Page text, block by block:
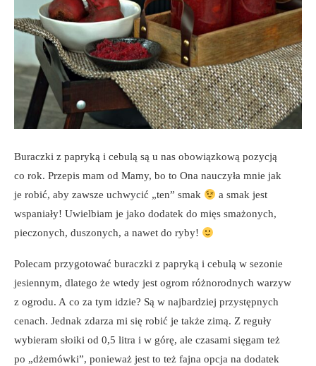
Buraczki z papryką i cebulą są u nas obowiązkową pozycją
co rok. Przepis mam od Mamy, bo to Ona nauczyła mnie jak
je robić, aby zawsze uchwycić „ten” smak
a smak jest
wspaniały! Uwielbiam je jako dodatek do mięs smażonych,
pieczonych, duszonych, a nawet do ryby!
Polecam przygotować buraczki z papryką i cebulą w sezonie
jesiennym, dlatego że wtedy jest ogrom różnorodnych warzyw
z ogrodu. A co za tym idzie? Są w najbardziej przystępnych
cenach. Jednak zdarza mi się robić je także zimą. Z reguły
wybieram słoiki od 0,5 litra i w górę, ale czasami sięgam też
po „dżemówki”, ponieważ jest to też fajna opcja na dodatek